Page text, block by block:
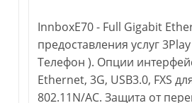
InnboxE70 - Full Gigabit
предоставления услуг
Телефон ). Опции
Ethernet, 3G, USB3.0, FXS
802.11N/AC. Защита от